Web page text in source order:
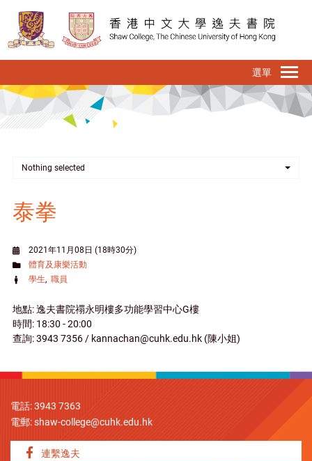
Nothing selected
泰拳
2021年11月08日 (18時30分)
體育及康樂活動
學生 職員
地點: 逸夫書院禤永明樓多功能學習中心G樓
時間: 18:30 - 20:00
查詢: 3943 7356 / kannachan@cuhk.edu.hk (陳小姐)
電話: 3943 7363
電郵:shaw-college@cuhk.edu.hk
連繫逸夫